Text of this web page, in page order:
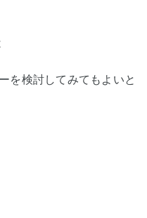
を検討してみてもよいと